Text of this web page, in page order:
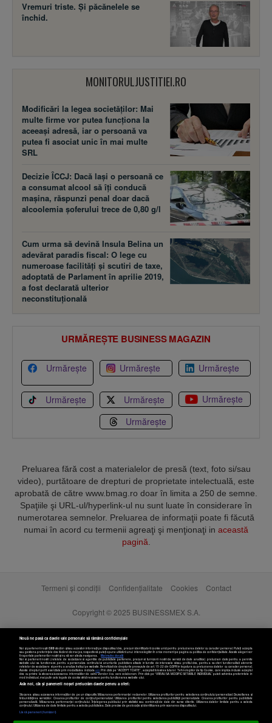
Vremuri triste. Şi păcănelele se
închid.
MONITORULJUSTITIEI.RO
Modificări la legea societăţilor: Mai
multe firme vor putea funcţiona la
aceeaşi adresă, iar o persoană va
putea fi asociat unic în mai multe
SRL
Decizie ÎCCJ: Dacă laşi o persoană ce
a consumat alcool să îţi conducă
maşina, răspunzi penal doar dacă
alcoolemia şoferului trece de 0,80 g/l
Cum urma să devină Insula Belina un
adevărat paradis fiscal: O lege cu
numeroase facilităţi şi scutiri de taxe,
adoptată de Parlament în aprilie 2019,
a fost declarată ulterior
neconstituţională
URMĂREȘTE BUSINESS MAGAZIN
Urmărește Urmărește Urmărește
Urmărește Urmărește
Urmărește
Urmărește
Preluarea fără cost a materialelor de presă (text, foto si/sau
video), purtătoare de drepturi de proprietate intelectuală, este
aprobată de către www.bmag.ro doar în limita a 250 de semne.
Spaţiile şi URL-ul/hyperlink-ul nu sunt luate în considerare în
numerotarea semnelor. Preluarea de informaţii poate fi făcută
numai în acord cu termenii agreaţi şi menţionaţi in această
pagină
Termeni și condiții Confidențialitate Cookies Contact
Copyright © 2025 BUSINESSMEX S.A.
Setări cookies
Nouă ne pasă ca datele tale personale să rămână confidențiale
Noi și partenerii noștri589stocăm și/sau accesăm informații pe dispozitivul dvs., precum identificatorii cookie unici pentru prelucrarea datelor cu caracter personal. Puteți accepta
sau gestiona preferințele dvs. făcând clic mai jos, respectiv vă puteți opune utilizării unui interes legitim în orice moment pe pagina cu politica de confidențialitate. Aceste alegeri vor
fi raportate partenerilor noștri și nu vă vor afecta navigarea.
Mai multe detalii
Noi si partenerii nostri (retelele de socializare si agentiile de publicitate partenere, precum si furnizorii nostri de servicii de date analitice) prelucram date pentru a permite
website-ului sa functioneze, pentru a personaliza continutul si anunturile publicitare afisate in functie de interesele si/sau profilul dvs., pentru a va oferi functionalitati aferente
retelelor de socializare si pentru a analiza traficul pe website. Beneficiati de drepturile prevazute de art. 15-22 din GDPR in legatura cu prelucrarea datelor cu caracter personal.
Aceste drepturi pot fi exercitate prin modalitatea indicataaici. Prin click pe “ACCEPT TOATE”, acceptati folosirea tuturor Tehnologiilor de tip Cookie, care implica inclusiv acceptul
dvs. cu privire la stocarea/accesarea informatiilor de catre Vendor-ii cu care colaboram. Prin click pe “VREAU SA MODIFIC SETARILE INDIVIDUAL” puteti schimba preferintele in
mod individual, mai putin cele legate de cookie strict necesare pentru functionarea website-ului.
Atât noi, cât și partenerii noștri prelucrăm datele pentru a oferi:
Stocarea și/sau accesarea informațiilor de pe un dispozitiv. Măsurarea performanței reclamelor. Utilizarea profilurilor pentru selectarea conținutului personalizat. Dezvoltarea și
îmbunătățirea serviciilor. Crearea profilurilor de conținut personalizat. Utilizarea profilurilor pentru selectarea publicității personalizate. Crearea profilurilor pentru publicitate
personalizată. Măsurarea performanței conținutului. Înțelegerea publicului prin statistici sau combinații de date din surse diferite. Utilizarea datelor limitate pentru a selecta
conținutul. Utilizarea de date limitate pentru a selecta publicitatea. Date precise de geolocație și identificarea prin scanarea dispozitivului.
Listă parteneri (furnizori)